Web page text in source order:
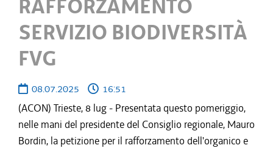
RAFFORZAMENTO
SERVIZIO BIODIVERSITÀ
FVG
08.07.2025
16:51
(ACON) Trieste, 8 lug - Presentata questo pomeriggio,
nelle mani del presidente del Consiglio regionale, Mauro
Bordin, la petizione per il rafforzamento dell'organico e